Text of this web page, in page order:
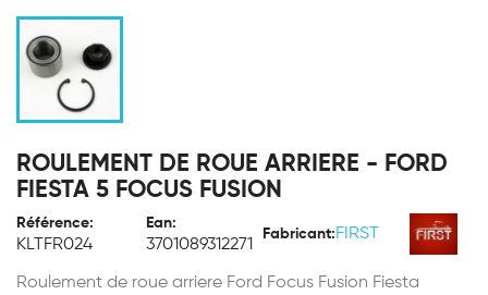
ROULEMENT DE ROUE ARRIERE - FORD
FIESTA 5 FOCUS FUSION
Référence:
KLTFR024
Ean:
3701089312271
Fabricant: FIRST
Roulement de roue arriere Ford Focus Fusion Fiesta